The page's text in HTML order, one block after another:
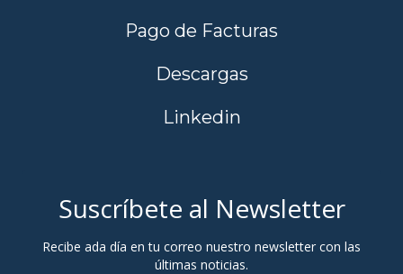
Pago de Facturas
Descargas
Linkedin
Suscríbete al Newsletter
Recibe ada día en tu correo nuestro newsletter con las
últimas noticias.